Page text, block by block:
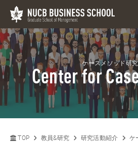
ケースメソッド研
Center for
TOP 教員&研究 研究活動紹介 ケ